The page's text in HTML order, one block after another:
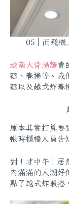
05｜而飛機
越南大骨湯麵賣
麵、春捲等。我
麵以及越式炸春
原本其實打算要
帳時櫃檯人員告
對！才中午！居
內滿滿的人潮好
點了越式炸蝦捲